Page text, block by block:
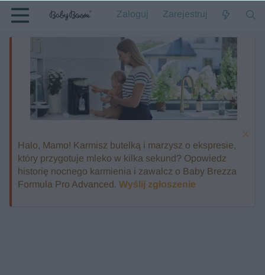
Zaloguj Zarejestruj
Halo, Mamo! Karmisz butelką i marzysz o ekspresie,
który przygotuje mleko w kilka sekund? Opowiedz
historię nocnego karmienia i zawalcz o Baby Brezza
Formula Pro Advanced. Wyślij zgłoszenie